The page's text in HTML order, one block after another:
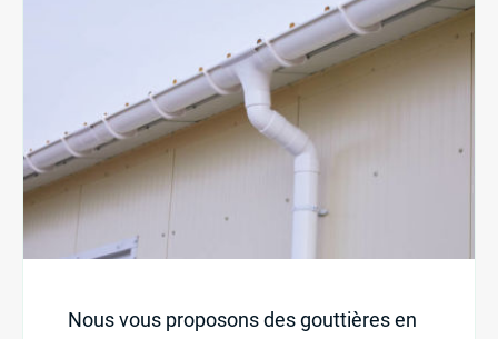
Nous vous proposons des gouttières en